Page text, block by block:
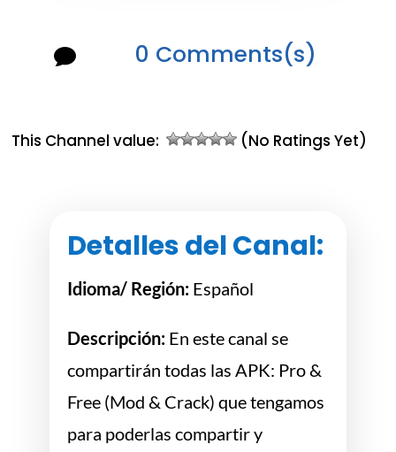
 0 Comments(s)
This Channel value: (No Ratings Yet)
Detalles del Canal:
Idioma/ Región: Español
Descripción: En este canal se
compartirán todas las APK: Pro &
Free (Mod & Crack) que tengamos
para poderlas compartir y